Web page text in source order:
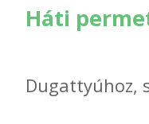
TÖMÍTŐ
Háti
Dugattyúhoz,